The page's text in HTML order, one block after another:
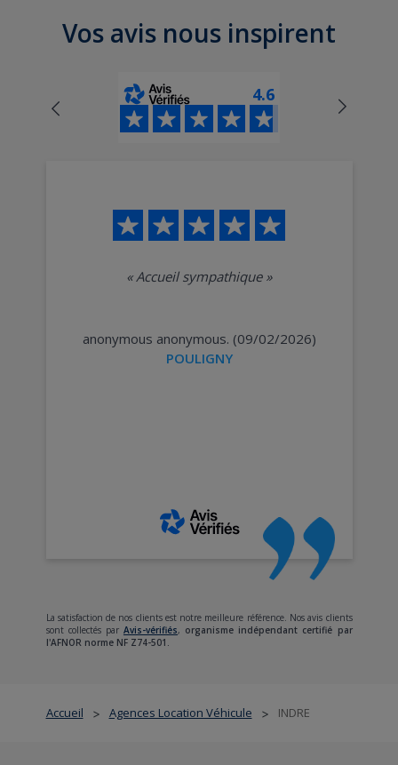
Accueil > Agences Location Véhicule > INDRE
Vos avis nous inspirent
4.6
« Accueil sympathique»
anonymous anonymous. (09/02/2026)
POULIGNY
La satisfaction de nos clients est notre meilleure référence. Nos avis clients
sont collectés par Avis-vérifiés, organisme indépendant certifié par
l'AFNOR norme NF Z74-501.